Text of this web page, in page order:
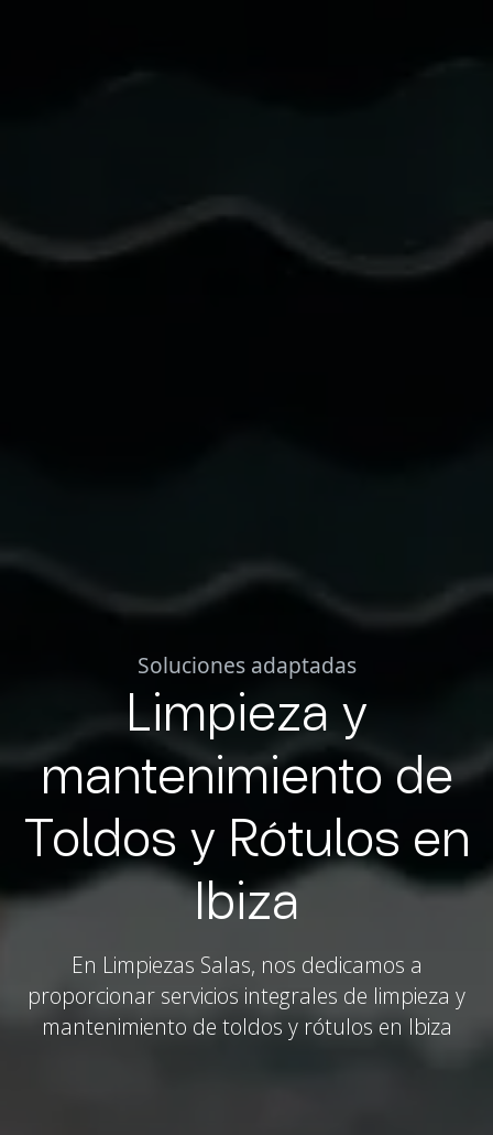
Soluciones adaptadas
Limpieza y
mantenimiento de
Toldos y Rótulos en
Ibiza
En Limpiezas Salas, nos dedicamos a
proporcionar servicios integrales de limpieza y
mantenimiento de toldos y rótulos en Ibiza